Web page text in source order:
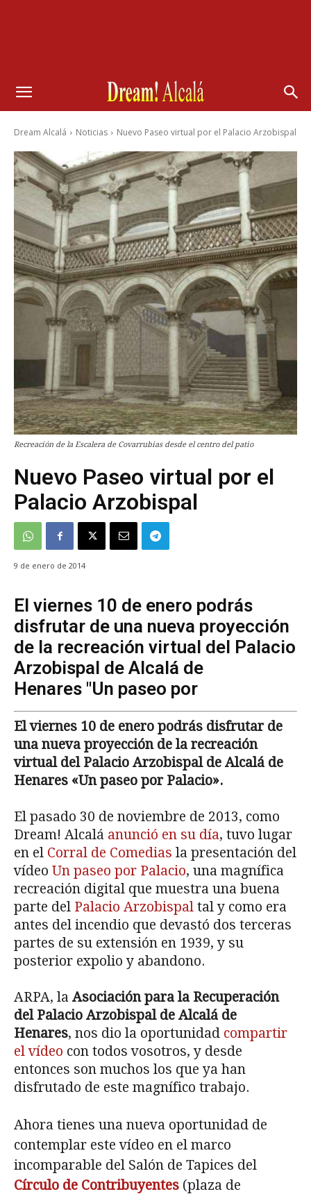
Dream Alcalá Noticias Nuevo Paseo virtual por el Palacio Arzobispal
Recreación de la Escalera de Covarrubias desde el centro del patio
Nuevo Paseo virtual por el
Palacio Arzobispal
9 de enero de 2014
El viernes 10 de enero podrás
disfrutar de una nueva proyección
de la recreación virtual del Palacio
Arzobispal de Alcalá de
Henares "Un paseo por
El viernes 10 de enero podrás disfrutar de
una nueva proyección de la recreación
virtual del Palacio Arzobispal de Alcalá de
Henares «Un paseo por Palacio».
El pasado 30 de noviembre de 2013, como
Dream! Alcalá anunció en su día, tuvo lugar
en el Corral de Comedias la presentación del
vídeo Un paseo por Palacio, una magnífica
recreación digital que muestra una buena
parte del Palacio Arzobispal tal y como era
antes del incendio que devastó dos terceras
partes de su extensión en 1939, y su
posterior expolio y abandono.
ARPA, la Asociación para la Recuperación
del Palacio Arzobispal de Alcalá de
Henares, nos dio la oportunidad compartir
el vídeo con todos vosotros, y desde
entonces son muchos los que ya han
disfrutado de este magnífico trabajo.
Ahora tienes una nueva oportunidad de
contemplar este vídeo en el marco
incomparable del Salón de Tapices del
Círculo de Contribuyentes (plaza de